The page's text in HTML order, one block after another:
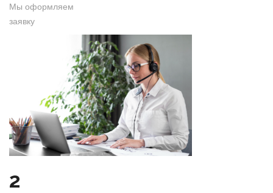
Мы оформляем
заявку
2